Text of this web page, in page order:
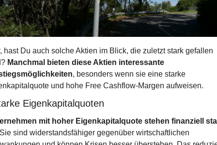
hast Du auch solche Aktien im Blick, die zuletzt stark gefallen
Manchmal bieten diese Aktien interessante
, besonders wenn sie eine starke
und hohe Free Cashflow-Margen aufweisen.
Eigenkapitalquoten
mit hoher Eigenkapitalquote stehen finanziell
sind widerstandsfähiger gegenüber wirtschaftlichen